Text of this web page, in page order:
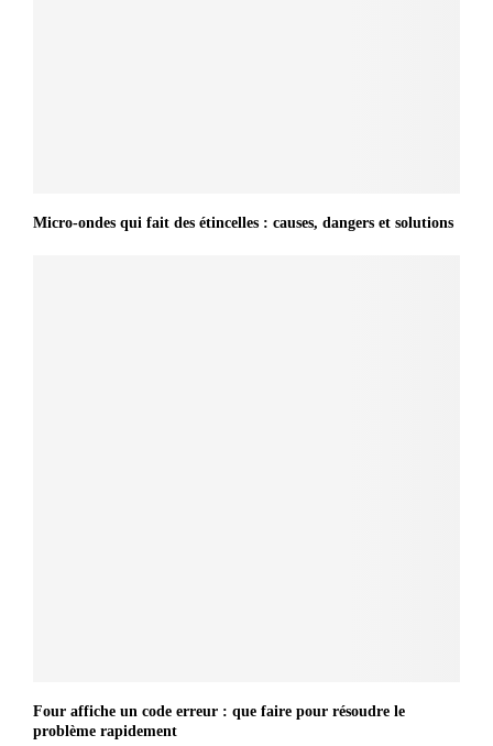
Micro-ondes qui fait des étincelles : causes, dangers et solutions
Four affiche un code erreur : que faire pour résoudre le
problème rapidement